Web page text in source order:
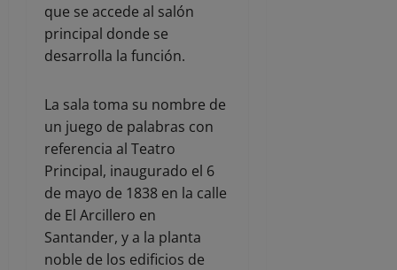
que se accede al salón
principal donde se
desarrolla la función.
La sala toma su nombre de
un juego de palabras con
referencia al Teatro
Principal, inaugurado el 6
de mayo de 1838 en la calle
de El Arcillero en
Santander, y a la planta
noble de los edificios de